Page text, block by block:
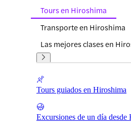
Tours en Hiroshima
Transporte en Hiroshima
Las mejores clases en
Tours guiados en Hiroshima
Excursiones de un día desde